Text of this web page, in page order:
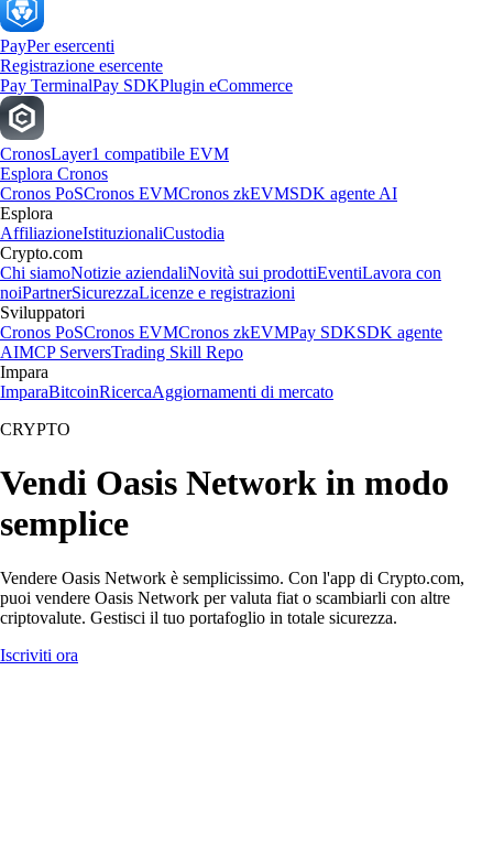
PayPer esercenti
Registrazione esercente
Pay TerminalPay SDKPlugin eCommerce
CronosLayer1 compatibile EVM
Esplora Cronos
Cronos PoSCronos EVMCronos zkEVMSDK agente AI
Esplora
AffiliazioneIstituzionaliCustodia
Crypto.com
Chi siamoNotizie aziendaliNovità sui prodottiEventiLavora con
noiPartnerSicurezzaLicenze e registrazioni
Sviluppatori
Cronos PoSCronos EVMCronos zkEVMPay SDKSDK agente
AIMCP ServersTrading Skill Repo
Impara
ImparaBitcoinRicercaAggiornamenti di mercato
CRYPTO
Vendi Oasis Network in modo
semplice
Vendere Oasis Network è semplicissimo. Con l'app di Crypto.com,
puoi vendere Oasis Network per valuta fiat o scambiarli con altre
criptovalute. Gestisci il tuo portafoglio in totale sicurezza.
Iscriviti ora